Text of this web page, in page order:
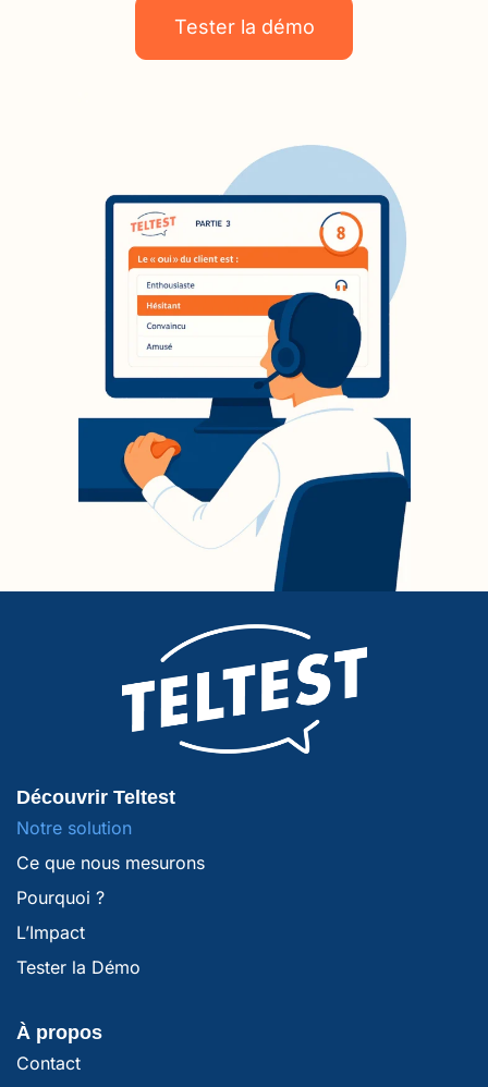
Tester la démo
Découvrir Teltest
Notre solution
Ce que nous mesurons
Pourquoi ?
L’Impact
Tester la Démo
À propos
Contact